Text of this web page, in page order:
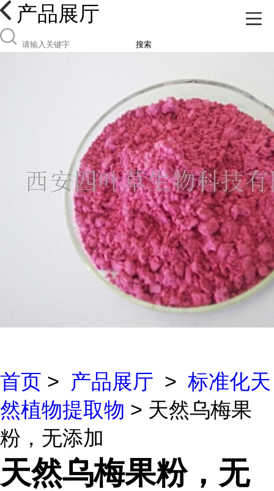
产品展厅
搜索
首页 > 产品展厅 > 标准化天
然植物提取物 > 天然乌梅果
粉，无添加
天然乌梅果粉，无